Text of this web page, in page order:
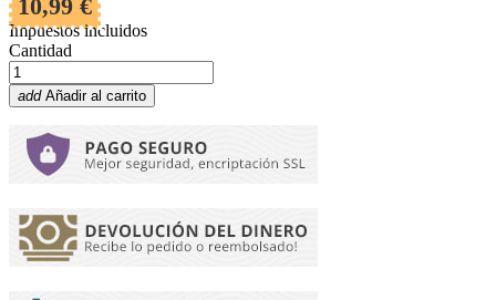
10,99 €
Impuestos incluidos
Cantidad
add Añadir al carrito